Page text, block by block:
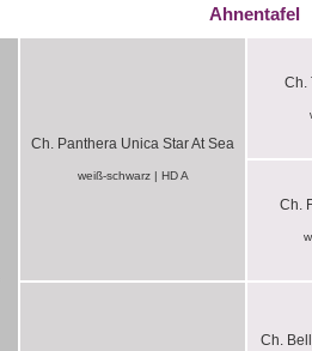
Ahnentafel
Ch. Panthera Unica Star At Sea
weiß-schwarz | HD A
Ch.
Ch.
Ch.